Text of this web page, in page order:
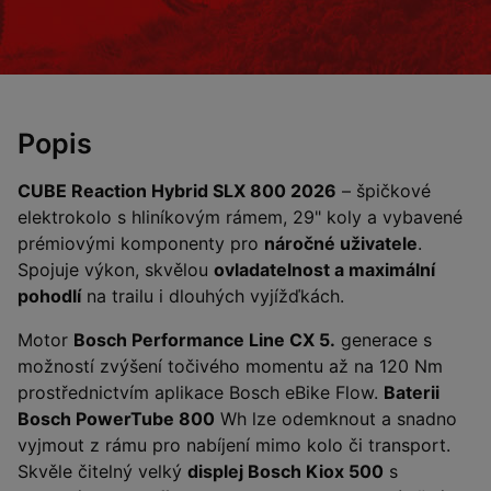
Popis
CUBE Reaction Hybrid SLX 800 2026 – špičkové
elektrokolo s hliníkovým rámem, 29" koly a vybavené
prémiovými komponenty pro náročné uživatele.
Spojuje výkon, skvělou ovladatelnost a maximální
pohodlína trailu i dlouhých vyjížďkách.
Motor Bosch Performance Line CX 5. generace s
možností zvýšení točivého momentu až na 120 Nm
prostřednictvím aplikace Bosch eBike Flow. Baterii
Bosch PowerTube 800 Wh lze odemknout a snadno
vyjmout z rámu pro nabíjení mimo kolo či transport.
Skvěle čitelný velký displej Bosch Kiox 500 s